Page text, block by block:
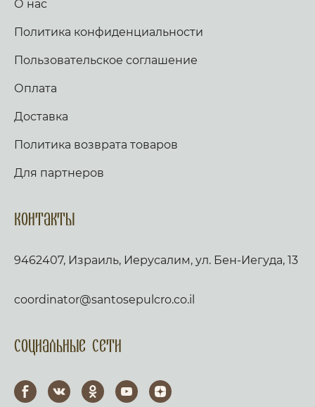
О нас
Политика конфиденциальности
Пользовательское соглашение
Оплата
Доставка
Политика возврата товаров
Для партнеров
Контакты
9462407, Израиль, Иерусалим, ул. Бен-Иегуда, 13
coordinator@santosepulcro.co.il
Социальные сети